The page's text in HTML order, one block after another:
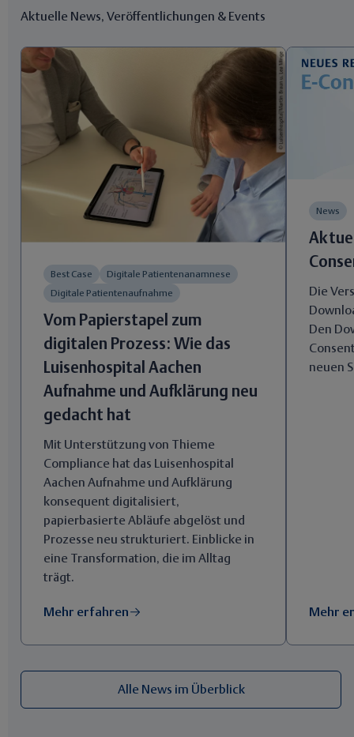
Aktuelle News, Veröffentlichungen & Events
Best Case
Digitale Patientenanamnese
Digitale Patientenaufnahme
Vom Papierstapel zum
digitalen Prozess: Wie das
Luisenhospital Aachen
Aufnahme und Aufklärung neu
gedacht hat
Mit Unterstützung von Thieme
Compliance hat das Luisenhospital
Aachen Aufnahme und Aufklärung
konsequent digitalisiert,
papierbasierte Abläufe abgelöst und
Prozesse neu strukturiert. Einblicke in
eine Transformation, die im Alltag
trägt.
Mehr erfahren
News
Die
Den
neuen
Mehr
Alle News im Überblick